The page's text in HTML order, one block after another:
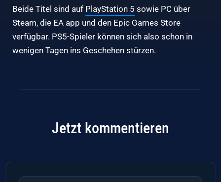
Beide Titel sind auf PlayStation 5 sowie PC über
Steam, die EA app und den Epic Games Store
verfügbar. PS5-Spieler können sich also schon in
wenigen Tagen ins Geschehen stürzen.
Jetzt kommentieren